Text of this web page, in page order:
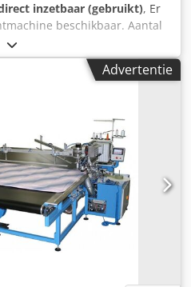
inzetbaar (gebruikt), Er
beschikbaar. Aantal
voor tandemweefsel: 8,
150 mm/200 mm, snelheid
dubbele tandwielen, 28x
2x afzuigschijven, 6x
2x vlechtplaten en
is slechts voor een paar
daardoor in zeer goede staat.
bezichtiging ter plaatse is
Advertentie